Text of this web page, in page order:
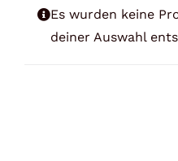
Es wurden keine
deiner Auswahl